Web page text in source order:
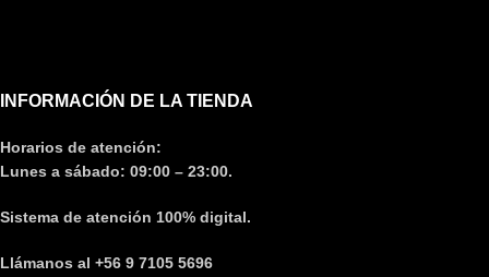
INFORMACIÓN DE LA TIENDA
Horarios de atención:
Lunes a sábado: 09:00 – 23:00.
Sistema de atención 100% digital.
Llámanos al +56 9 7105 5696